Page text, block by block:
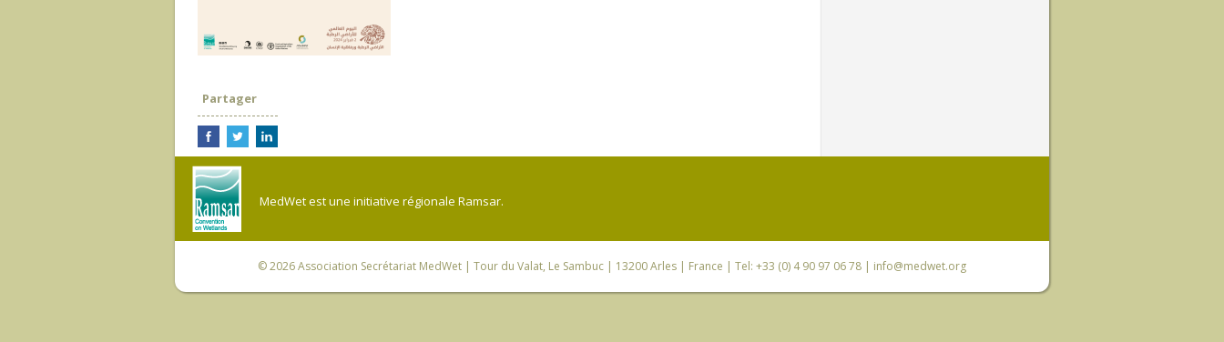
Partager
MedWet est une initiative régionale Ramsar.
© 2026Association Secrétariat MedWet | Tour du Valat, Le Sambuc | 13200 Arles | France | Tel: +33 (0) 4 90 97 06 78 | info@medwet.org